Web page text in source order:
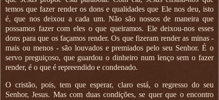
temos que fazer render os dons e qualidades que Ele nos deu, isto
é, que nos deixou a cada um. Não são nossos de maneira que
possamos fazer com eles o que queiramos. Ele deixou-nos esses
dons para que os façamos render. Os que fizeram render as minas -
mais ou menos - são louvados e premiados pelo seu Senhor. É o
servo preguiçoso, que guardou o dinheiro num lenço sem o fazer
render, é o que é repreendido e condenado.
O cristão, pois, tem que esperar, claro está, o regresso do seu
Senhor, Jesus. Mas com duas condições, se quer que o encontro